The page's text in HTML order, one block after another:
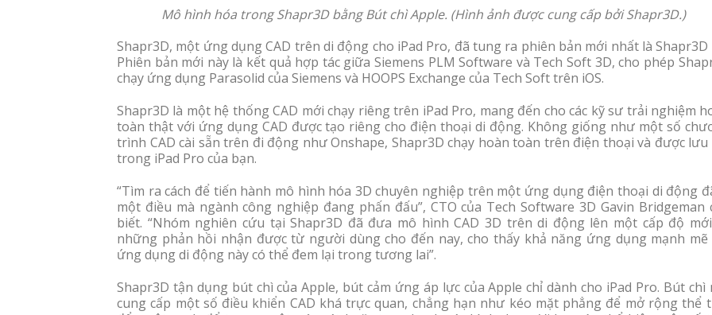
Mô hình hóa trong Shapr3D bằng Bút chì Apple. (Hình ảnh được cung cấp bởi Shapr3D.)
Shapr3D, một ứng dụng CAD trên di động cho iPad Pro, đã tung ra phiên bản mới nhất là Shapr3D
Phiên bản mới này là kết quả hợp tác giữa Siemens PLM Software và Tech Soft 3D, cho phép
chạy ứng dụng Parasolid của Siemens và HOOPS Exchange của Tech Soft trên iOS.
Shapr3D là một hệ thống CAD mới chạy riêng trên iPad Pro, mang đến cho các kỹ sư trải nghiệm
toàn thật với ứng dụng CAD được tạo riêng cho điện thoại di động. Không giống như một số
trình CAD cài sẵn trên đi động như Onshape, Shapr3D chạy hoàn toàn trên điện thoại và được
trong iPad Pro của bạn.
“Tìm ra cách để tiến hành mô hình hóa 3D chuyên nghiệp trên một ứng dụng điện thoại di động
một điều mà ngành công nghiệp đang phấn đấu”, CTO của Tech Software 3D Gavin Bridgeman
biết. “Nhóm nghiên cứu tại Shapr3D đã đưa mô hình CAD 3D trên di động lên một cấp độ
những phản hồi nhận được từ người dùng cho đến nay, cho thấy khả năng ứng dụng mạnh mẽ
ứng dụng di động này có thể đem lại trong tương lai”.
Shapr3D tận dụng bút chì của Apple, bút cảm ứng áp lực của Apple chỉ dành cho iPad Pro. Bút chì
cung cấp một số điều khiển CAD khá trực quan, chẳng hạn như kéo mặt phẳng để mở rộng thể